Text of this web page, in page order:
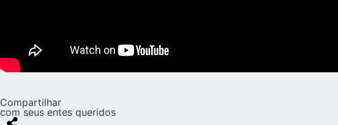
Compartilhar
com seus entes queridos